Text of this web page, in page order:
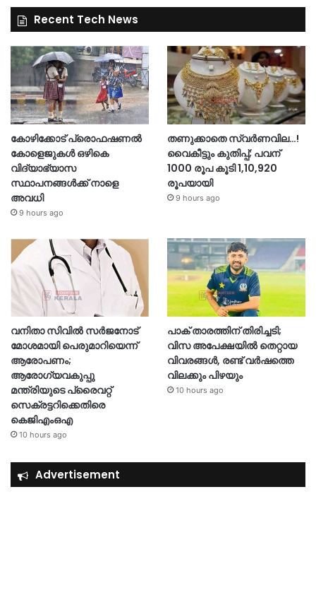
Recent Tech News
കോഴിക്കോട് പ്രൊഫഷണൽ
കോളെജുകൾ ഒഴികെ
വിദ്യാഭ്യാസ
സ്ഥാപനങ്ങൾക്ക് നാളെ
അവധി
9 hours ago
തണുക്കാതെ സ്വർണവില…!
വൈകീട്ടും കുതിപ്പ്; പവന്
1000 രൂപ കൂടി 1,10,920
രൂപയായി
9 hours ago
വനിതാ സിവിൽ സർജനോട്
മോശമായി പെരുമാറിയെന്ന്
ആരോപണം;
ആരോഗ്യവകുപ്പു
മന്ത്രിയുടെ പ്രൈവറ്റ്
സെക്രട്ടറിക്കെതിരെ
കെജിഎംഒഎ
10 hours ago
പാക് താരത്തിന് തിരിച്ചടി;
വിസ അപേക്ഷയിൽ തെറ്റായ
വിവരങ്ങൾ, രണ്ട് വർഷത്തെ
വിലക്കും പിഴയും
10 hours ago
Advertisement